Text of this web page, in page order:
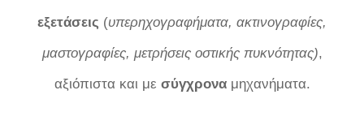
εξετάσεις (υπερηχογραφήματα, ακτινογραφίες,
μαστογραφίες, μετρήσεις οστικής πυκνότητας),
αξιόπιστα και με σύγχροναμηχανήματα.